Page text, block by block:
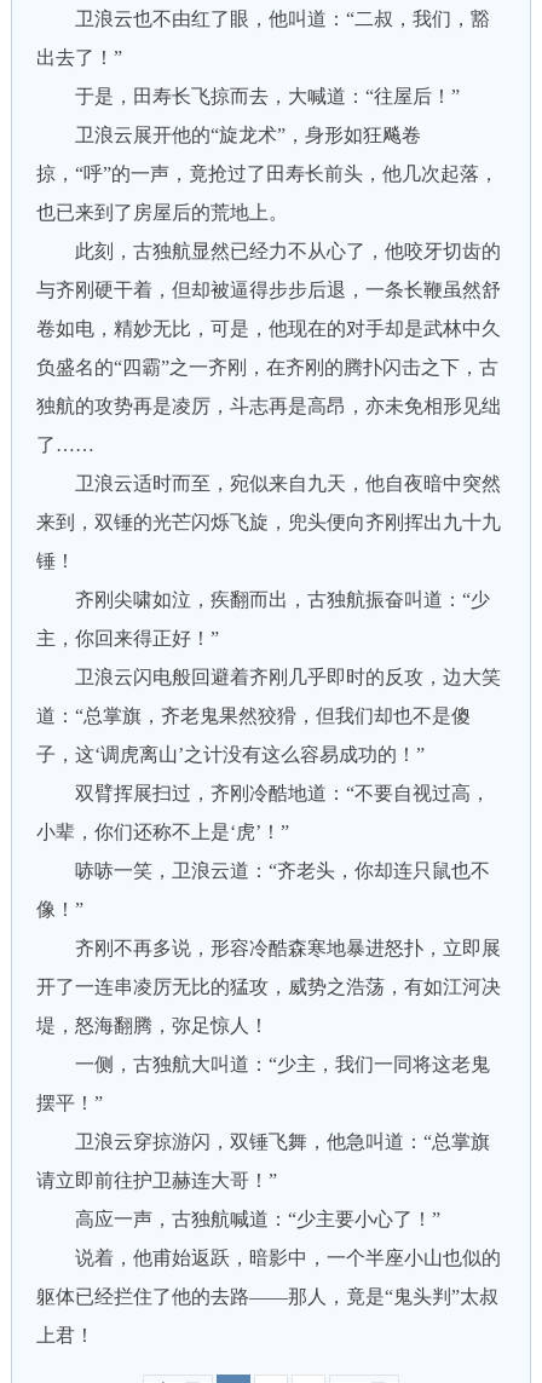
卫浪云也不由红了眼，他叫道：“二叔，我们，豁
出去了！”
于是，田寿长飞掠而去，大喊道：“往屋后！”
卫浪云展开他的“旋龙术”，身形如狂飚卷
掠，“呼”的一声，竟抢过了田寿长前头，他几次起落，
也已来到了房屋后的荒地上。
此刻，古独航显然已经力不从心了，他咬牙切齿的
与齐刚硬干着，但却被逼得步步后退，一条长鞭虽然舒
卷如电，精妙无比，可是，他现在的对手却是武林中久
负盛名的“四霸”之一齐刚，在齐刚的腾扑闪击之下，古
独航的攻势再是凌厉，斗志再是高昂，亦未免相形见绌
了……
卫浪云适时而至，宛似来自九天，他自夜暗中突然
来到，双锤的光芒闪烁飞旋，兜头便向齐刚挥出九十九
锤！
齐刚尖啸如泣，疾翻而出，古独航振奋叫道：“少
主，你回来得正好！”
卫浪云闪电般回避着齐刚几乎即时的反攻，边大笑
道：“总掌旗，齐老鬼果然狡猾，但我们却也不是傻
子，这‘调虎离山’之计没有这么容易成功的！”
双臂挥展扫过，齐刚冷酷地道：“不要自视过高，
小辈，你们还称不上是‘虎’！”
哧哧一笑，卫浪云道：“齐老头，你却连只鼠也不
像！”
齐刚不再多说，形容冷酷森寒地暴进怒扑，立即展
开了一连串凌厉无比的猛攻，威势之浩荡，有如江河决
堤，怒海翻腾，弥足惊人！
一侧，古独航大叫道：“少主，我们一同将这老鬼
摆平！”
卫浪云穿掠游闪，双锤飞舞，他急叫道：“总掌旗
请立即前往护卫赫连大哥！”
高应一声，古独航喊道：“少主要小心了！”
说着，他甫始返跃，暗影中，一个半座小山也似的
躯体已经拦住了他的去路——那人，竟是“鬼头判”太叔
上君！